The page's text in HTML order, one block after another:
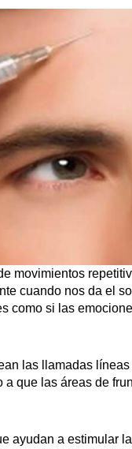
movimientos
cuando nos da el
como si las
las llamadas
que las áreas de
ayudan a estimular